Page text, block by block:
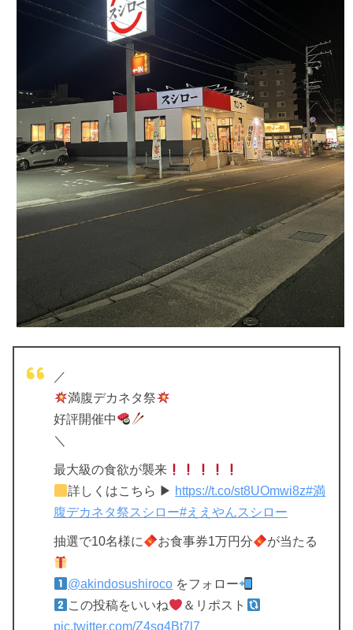
／
満腹デカネタ祭
好評開催中
＼
最大級の食欲が襲来
詳しくはこちら ▶ https://t.co/st8UOmwi8z#満
腹デカネタ祭スシロー#ええやんスシロー
抽選で10名様に お食事券1万円分 が当たる
@akindosushiroco をフォロー
この投稿をいいね
＆リポスト
pic.twitter.com/Z4sq4Bt7l7